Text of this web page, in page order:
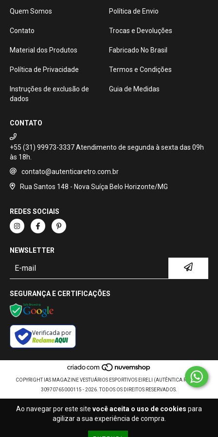
Ao navegar por este site você aceita o uso de cookies para
agilizar a sua experiência de compra.
Quem Somos Política de Envio
Contato Trocas e Devoluções
Material dos Produtos Fabricado No Brasil
Política de Privacidade Termos e Condições
Instruções de exclusão de
dados
Guia de Medidas
CONTATO
+55 (31) 99973-3337
contato@autenticaretro.com.br
Rua Santos 148 - Nova Suíça Belo Horizonte/MG
REDES SOCIAIS
NEWSLETTER
SEGURANÇA E CERTIFICAÇÕES
Verificada por
COPYRIGHT IAS MAGAZINE VESTUÁRIOS ESPORTIVOS EIRELI (AUTÊNTICA RETRÔ) -
30970765000115 - 2026. TODOS OS DIREITOS RESERVADOS.